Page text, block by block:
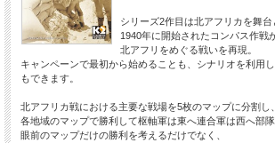
シリーズ2作目は北アフリカを舞
1940年に開始されたコンパス作戦
北アフリをめぐる戦いを再現。
キャンペーンで最初から始めることも、シナリオを利用
もできます。
北アフリカ戦における主要な戦場を5枚のマップに分割し、
各地域のマップで勝利して枢軸軍は東へ連合軍は西へ部隊
眼前のマップだけの勝利を考えるだけでなく、